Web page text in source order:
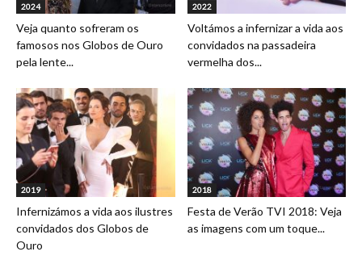
2024
Veja quanto sofreram os
famosos nos Globos de Ouro
pela lente...
2022
Voltámos a infernizar a vida aos
convidados na passadeira
vermelha dos...
2019
Infernizámos a vida aos ilustres
convidados dos Globos de
Ouro
2018
Festa de Verão TVI 2018: Veja
as imagens com um toque...